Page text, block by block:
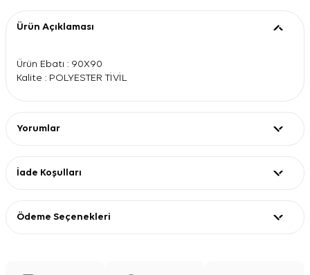
Ürün Açıklaması
Ürün Ebatı : 90X90
Kalite : POLYESTER TİVİL
Yorumlar
İade Koşulları
Ödeme Seçenekleri